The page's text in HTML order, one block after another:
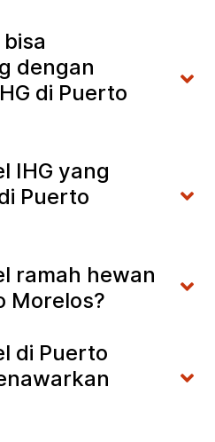
dengan
di Puerto
IHG yang
Puerto
ramah hewan
Morelos?
di Puerto